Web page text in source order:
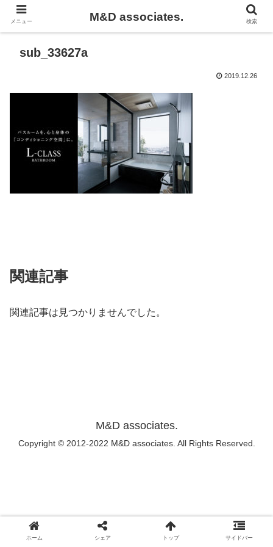
sub_33627a
2019.12.26
関連記事
関連記事は見つかりませんでした。
M&D associates.
Copyright © 2012-2022 M&D associates. All Rights Reserved.
メニュー M&D associates. 検索
ホーム シェア トップ サイドバー